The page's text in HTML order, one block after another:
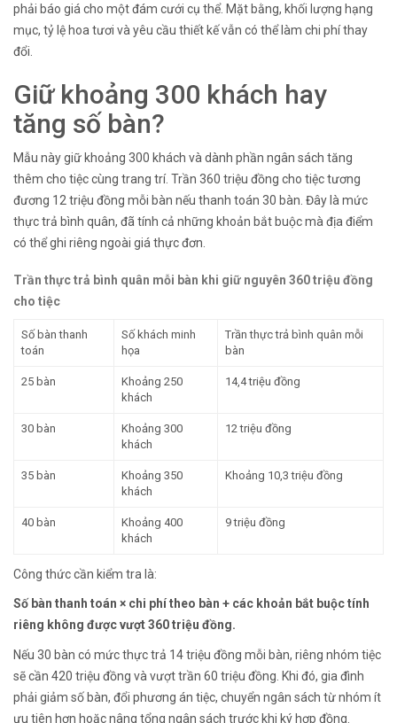
phải báo giá cho một đám cưới cụ thể. Mặt bằng, khối lượng hạng
mục, tỷ lệ hoa tươi và yêu cầu thiết kế vẫn có thể làm chi phí thay
đổi.
Giữ khoảng 300 khách hay
tăng số bàn?
Mẫu này giữ khoảng 300 khách và dành phần ngân sách tăng
thêm cho tiệc cùng trang trí. Trần 360 triệu đồng cho tiệc tương
đương 12 triệu đồng mỗi bàn nếu thanh toán 30 bàn. Đây là mức
thực trả bình quân, đã tính cả những khoản bắt buộc mà địa điểm
có thể ghi riêng ngoài giá thực đơn.
Trần thực trả bình quân mỗi bàn khi giữ nguyên 360 triệu đồng
cho tiệc
Số bàn thanh
toán
Số khách minh
họa
Trần thực trả bình quân mỗi
bàn
25 bàn
Khoảng 250
khách
14,4 triệu đồng
30 bàn
Khoảng 300
khách
12 triệu đồng
35 bàn
Khoảng 350
khách
Khoảng 10,3 triệu đồng
40 bàn
Khoảng 400
khách
9 triệu đồng
Công thức cần kiểm tra là:
Số bàn thanh toán × chi phí theo bàn + các khoản bắt buộc tính
riêng không được vượt 360 triệu đồng.
Nếu 30 bàn có mức thực trả 14 triệu đồng mỗi bàn, riêng nhóm tiệc
sẽ cần 420 triệu đồng và vượt trần 60 triệu đồng. Khi đó, gia đình
phải giảm số bàn, đổi phương án tiệc, chuyển ngân sách từ nhóm ít
ưu tiên hơn hoặc nâng tổng ngân sách trước khi ký hợp đồng.